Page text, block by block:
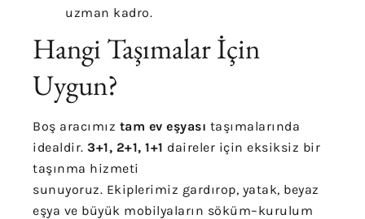
uzman kadro.
Hangi Taşımalar İçin
Uygun?
Boş aracımız tam ev eşyası taşımalarında
idealdir. 3+1, 2+1, 1+1 daireler için eksiksiz bir
taşınma hizmeti
sunuyoruz. Ekiplerimiz gardırop, yatak, beyaz
eşya ve büyük mobilyaların söküm–kurulum